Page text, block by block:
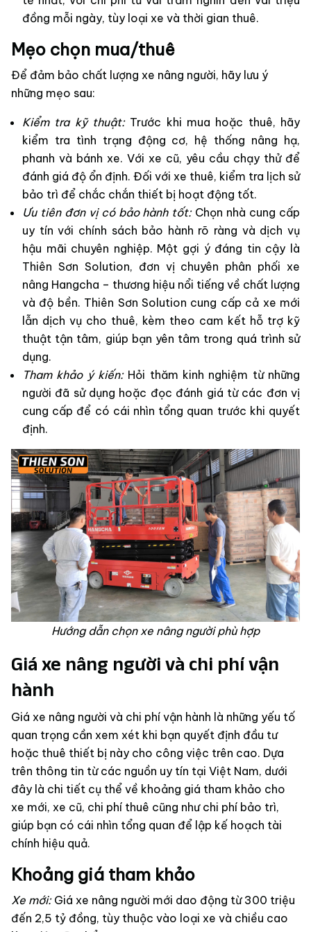
đồng mỗi ngày, tùy loại xe và thời gian thuê.
Mẹo chọn mua/thuê
Để đảm bảo chất lượng xe nâng người, hãy lưu ý
những mẹo sau:
Kiểm tra kỹ thuật:Trước khi mua hoặc thuê, hãy
kiểm tra tình trạng động cơ, hệ thống nâng hạ,
phanh và bánh xe. Với xe cũ, yêu cầu chạy thử để
đánh giá độ ổn định. Đối với xe thuê, kiểm tra lịch sử
bảo trì để chắc chắn thiết bị hoạt động tốt.
Ưu tiên đơn vị có bảo hành tốt:Chọn nhà cung cấp
uy tín với chính sách bảo hành rõ ràng và dịch vụ
hậu mãi chuyên nghiệp. Một gợi ý đáng tin cậy là
Thiên Sơn Solution, đơn vị chuyên phân phối xe
nâng Hangcha – thương hiệu nổi tiếng về chất lượng
và độ bền. Thiên Sơn Solution cung cấp cả xe mới
lẫn dịch vụ cho thuê, kèm theo cam kết hỗ trợ kỹ
thuật tận tâm, giúp bạn yên tâm trong quá trình sử
dụng.
Tham khảo ý kiến:Hỏi thăm kinh nghiệm từ những
người đã sử dụng hoặc đọc đánh giá từ các đơn vị
cung cấp để có cái nhìn tổng quan trước khi quyết
định.
Hướng dẫn chọn xe nâng người phù hợp
Giá xe nâng người và chi phí vận
hành
Giá xe nâng người và chi phí vận hành là những yếu tố
quan trọng cần xem xét khi bạn quyết định đầu tư
hoặc thuê thiết bị này cho công việc trên cao. Dựa
trên thông tin từ các nguồn uy tín tại Việt Nam, dưới
đây là chi tiết cụ thể về khoảng giá tham khảo cho
xe mới, xe cũ, chi phí thuê cũng như chi phí bảo trì,
giúp bạn có cái nhìn tổng quan để lập kế hoạch tài
chính hiệu quả.
Khoảng giá tham khảo
Xe mới:Giá xe nâng người mới dao động từ 300 triệu
đến 2,5 tỷ đồng, tùy thuộc vào loại xe và chiều cao